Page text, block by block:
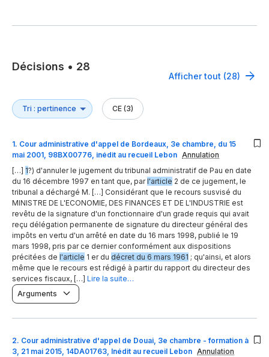
Décisions • 28
Afficher tout (28)
CE (3)
1. Cour administrative d'appel de Bordeaux, 3e chambre, du 15
mai 2001, 98BX00776, inédit au recueil Lebon Annulation
[…] 1?) d'annuler le jugement du tribunal administratif de Pau en date
du 16 décembre 1997 en tant que, parl'article 2 de ce jugement, le
tribunal a déchargé M. […] Considérant que le recours susvisé du
MINISTRE DE L'ECONOMIE, DES FINANCES ET DE L'INDUSTRIE est
revêtu de la signature d'un fonctionnaire d'un grade requis qui avait
reçu délégation permanente de signature du directeur général des
impôts en vertu d'un arrêté en date du 16 mars 1998, publié le 19
mars 1998, pris par ce dernier conformément aux dispositions
précitées de l'article 1 er du décret du 6 mars 1961 ; qu'ainsi, et alors
même que le recours est rédigé à partir du rapport du directeur des
services fiscaux, […] Lire la suite…
Arguments
2. Cour administrative d'appel de Douai, 3e chambre - formation à
3, 21 mai 2015, 14DA01763, Inédit au recueil Lebon Annulation